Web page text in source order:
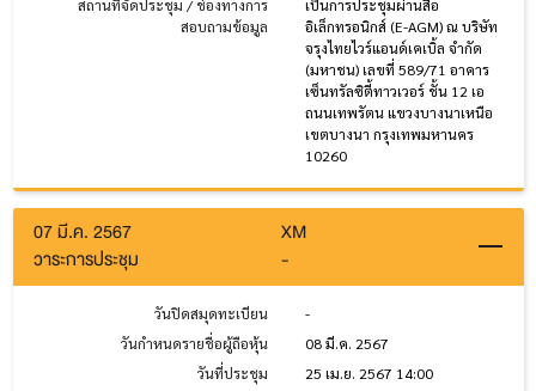
สถานที่จัดประชุม / ช่องทางการ
สอบถามข้อมูล
เป็นการประชุมผ่านสื่อ
อิเล็กทรอนิกส์ (E-AGM) ณ บริษัท
จรุงไทยไวร์แอนด์เคเบิ้ล จำกัด
(มหาชน) เลขที่ 589/71 อาคาร
เซ็นทรัลซิตี้ทาวเวอร์ ชั้น 12 เอ
ถนนเทพรัตน แขวงบางนาเหนือ
เขตบางนา กรุงเทพมหานคร
10260
07 มี.ค. 2567
XM
วาระการประชุม
-
วันปิดสมุดทะเบียน
-
วันกำหนดรายชื่อผู้ถือหุ้น
08 มี.ค. 2567
วันที่ประชุม
25 เม.ย. 2567 14:00